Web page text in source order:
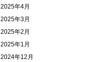
2025年4月
2025年3月
2025年2月
2025年1月
2024年12月